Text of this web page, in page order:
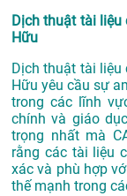
Dịch thuật tài liệu
Hữu
Dịch thuật tài liệu
Hữu yêu cầu sự
trong các lĩnh
chính và giáo
trọng nhất mà
rằng các tài liệu
xác và phù hợp
thế mạnh trong